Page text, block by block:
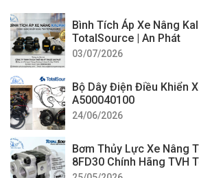
Bình Tích Áp Xe Nâng
TotalSource | An Phát
03/07/2026
Bộ Dây Điện Điều Khiển
A500040100
24/06/2026
Bơm Thủy Lực Xe Nâng
8FD30 Chính Hãng TVH